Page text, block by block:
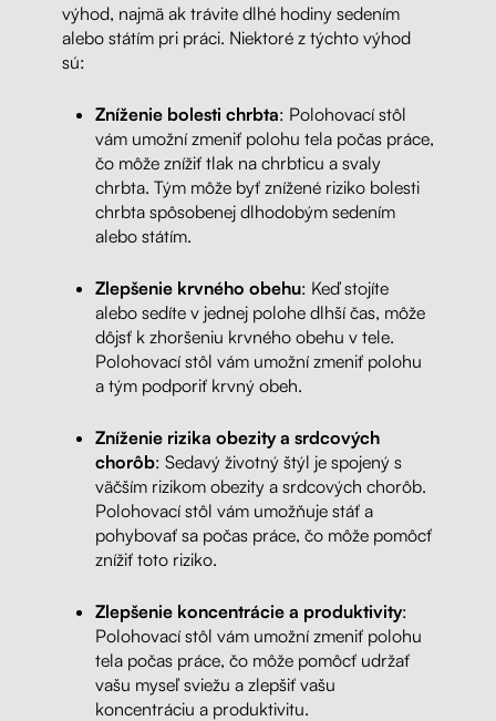
výhod, najmä ak trávite dlhé hodiny sedením
alebo státím pri práci. Niektoré z týchto výhod
sú:
Zníženie bolesti chrbta: Polohovací stôl
vám umožní zmeniť polohu tela počas práce,
čo môže znížiť tlak na chrbticu a svaly
chrbta. Tým môže byť znížené riziko bolesti
chrbta spôsobenej dlhodobým sedením
alebo státím.
Zlepšenie krvného obehu: Keď stojíte
alebo sedíte v jednej polohe dlhší čas, môže
dôjsť k zhoršeniu krvného obehu v tele.
Polohovací stôl vám umožní zmeniť polohu
a tým podporiť krvný obeh.
Zníženie rizika obezity a srdcových
chorôb: Sedavý životný štýl je spojený s
väčším rizikom obezity a srdcových chorôb.
Polohovací stôl vám umožňuje stáť a
pohybovať sa počas práce, čo môže pomôcť
znížiť toto riziko.
Zlepšenie koncentrácie a produktivity:
Polohovací stôl vám umožní zmeniť polohu
tela počas práce, čo môže pomôcť udržať
vašu myseľ sviežu a zlepšiť vašu
koncentráciu a produktivitu.